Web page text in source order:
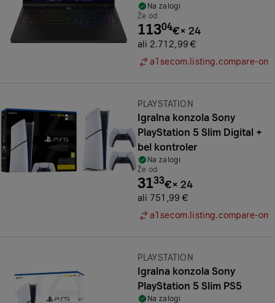
32GB 240Hz WQXGA
Na zalogi
Že od
11304€× 24
ali 2.712,99 €
a1secom.listing.compare-on
Znamka:
PLAYSTATION
Igralna konzola Sony
PlayStation 5 Slim Digital +
bel kontroler
Na zalogi
Že od
3133€× 24
ali 751,99 €
a1secom.listing.compare-on
Znamka:
PLAYSTATION
Igralna konzola Sony
PlayStation 5 Slim PS5
Na zalogi